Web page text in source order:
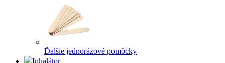
Ďalšie jednorázové pomôcky
Inhalátor